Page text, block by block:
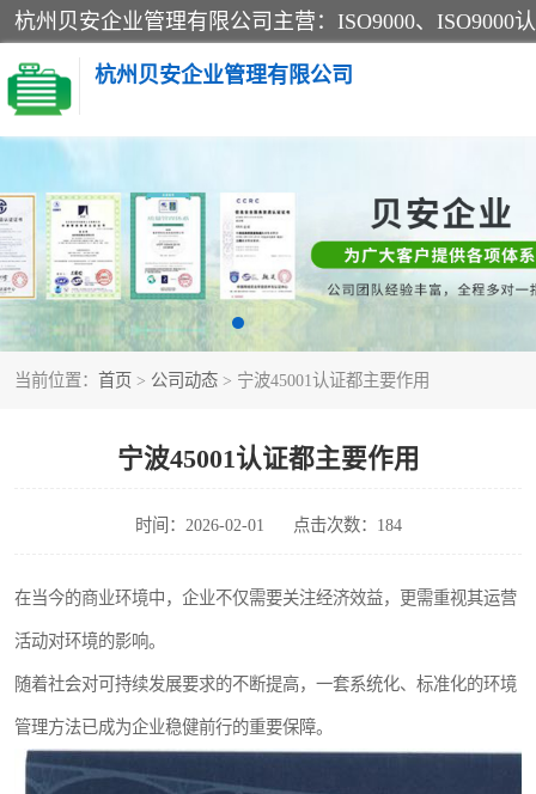
杭州贝安企业管理有限公司
当前位置： 首页 > 公司动态 > 宁波45001认证都主要作用
宁波45001认证都主要作用
时间：2026-02-01 点击次数：184
在当今的商业环境中，企业不仅需要关注经济效益，更需重视其运营
活动对环境的影响。
随着社会对可持续发展要求的不断提高，一套系统化、标准化的环境
管理方法已成为企业稳健前行的重要保障。
CE认证
SA认证
OHSAS18001认证
45001认证